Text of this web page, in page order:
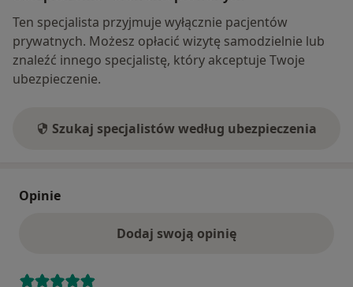
Ten specjalista przyjmuje wyłącznie pacjentów
prywatnych. Możesz opłacić wizytę samodzielnie lub
znaleźć innego specjalistę, który akceptuje Twoje
ubezpieczenie.
Szukaj specjalistów według ubezpieczenia
Opinie
Dodaj swoją opinię